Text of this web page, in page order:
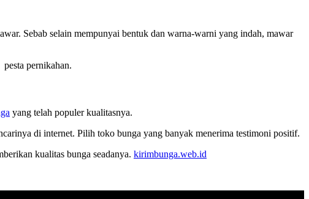
Sebab selain mempunyai bentuk dan warna-warni yang indah, mawar
pernikahan.
yang telah populer kualitasnya.
di internet. Pilih toko bunga yang banyak menerima testimoni positif.
kualitas bunga seadanya. kirimbunga.web.id